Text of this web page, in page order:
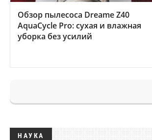
Обзор пылесоса Dreame Z40
AquaCycle Pro: сухая и влажная
уборка без усилий
НАУКА